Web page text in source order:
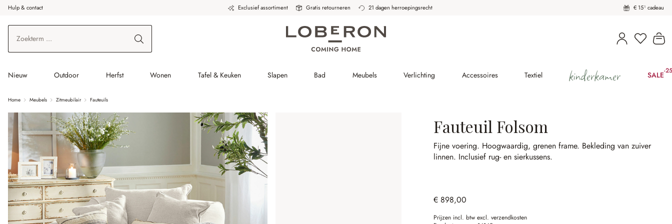
de hoofdinhoud
Ga naar zoeken
Ga naar de hoofdnavigatie
Hulp & contact Exclusief assortiment Gratis retourneren 21 dagen herroepingsrecht € 15¹ cadeau
Nieuw Outdoor Herfst Wonen Tafel & Keuken Slapen Bad Meubels Verlichting Accessoires Textiel kinderkamer SALE-
Home Meubels Zitmeubilair Fauteuils
Fauteuil Folsom
Fijne voering. Hoogwaardig, grenen frame. Bekleding van zuiver
linnen. Inclusief rug- en sierkussens.
€ 898,00
Prijzen incl. btw excl. verzendkosten